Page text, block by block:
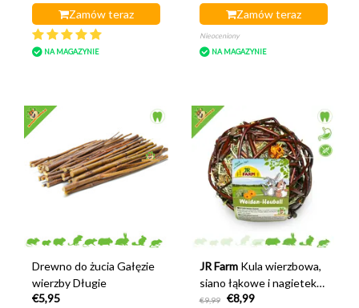
Zamów teraz
NA MAGAZYNIE
Zamów teraz
Nieoceniony
NA MAGAZYNIE
Drewno do żucia Gałęzie
wierzby Długie
€5,95
JR Farm Kula wierzbowa,
siano łąkowe i nagietek
12 cm
€9,99
€8,99